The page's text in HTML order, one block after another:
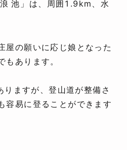
池 」は、周囲1.9km、水
屋の願いに応じ娘となった
もあります。
ますが、登山道が整備さ
容易に登ることができます